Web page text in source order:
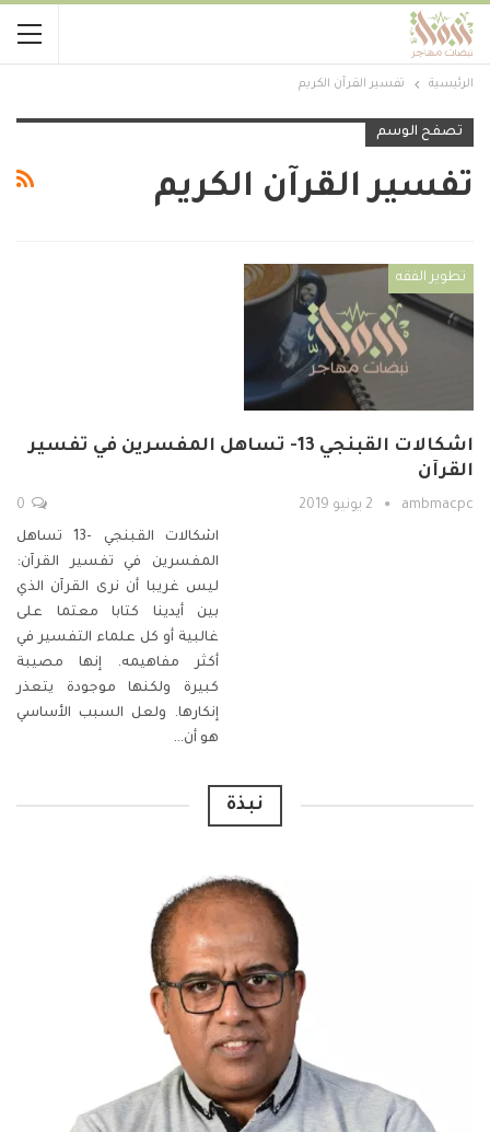
الرئيسية تفسير القرآن الكريم
تصفح الوسم
تفسير القرآن الكريم
تطوير الفقه
اشكالات القبنجي 13- تساهل المفسرين في تفسير
القرآن
ambmacpc 2 يونيو 2019
اشكالات القبنجي -13
تساهل
المفسرين في تفسير القرآن:
ليس غريبا أن نرى القرآن الذي
بين أيدينا كتابا معتما على
غالبية أو كل علماء التفسير في
أكثر مفاهيمه. إنها مصيبة
كبيرة ولكنها موجودة يتعذر
إنكارها. ولعل السبب الأساسي
هو أن…
نبذة